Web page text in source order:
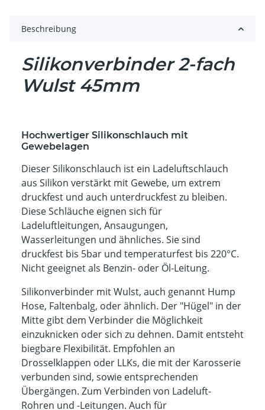
Beschreibung
Silikonverbinder 2-fach
Wulst 45mm
Hochwertiger Silikonschlauch mit
Gewebelagen
Dieser Silikonschlauch ist ein Ladeluftschlauch
aus Silikon verstärkt mit Gewebe, um extrem
druckfest und auch unterdruckfest zu bleiben.
Diese Schläuche eignen sich für
Ladeluftleitungen, Ansaugungen,
Wasserleitungen und ähnliches. Sie sind
druckfest bis 5bar und temperaturfest bis 220°C.
Nicht geeignet als Benzin- oder Öl-Leitung.
Silikonverbinder mit Wulst, auch genannt Hump
Hose, Faltenbalg, oder ähnlich. Der "Hügel" in der
Mitte gibt dem Verbinder die Möglichkeit
einzuknicken oder sich zu dehnen. Damit entsteht
biegbare Flexibilität. Empfohlen an
Drosselklappen oder LLKs, die mit der Karosserie
verbunden sind, sowie entsprechenden
Übergängen. Zum Verbinden von Ladeluft-
Rohren und -Leitungen. Auch für